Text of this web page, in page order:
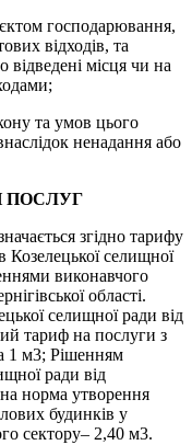
господарювання,
відходів, та
відведені місця чи на
та умов цього
ненадання або
ПОСЛУГ
згідно тарифу
селищної
виконавчого
області.
селищної ради від
тариф на послуги з
1 м3; Рішенням
ради від
норма утворення
будинків у
сектору– 2,40 м3.